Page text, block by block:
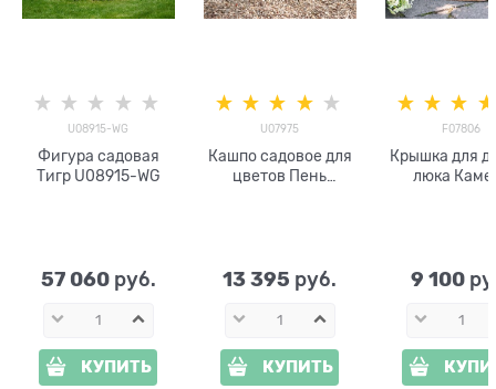
U08915-WG
Фигура садовая
Тигр U08915-WG
57 060 руб.
КУПИТЬ
U07975
Кашпо садовое для
цветов Пень
13 395 руб.
КУПИТЬ
F07806
Крышка для
люка
9 100